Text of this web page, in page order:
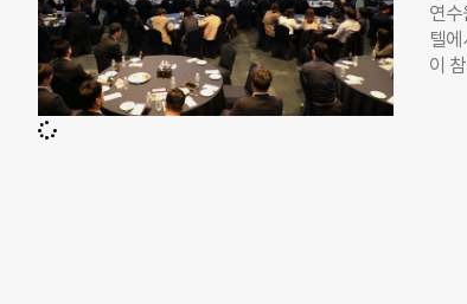
연수
텔
이